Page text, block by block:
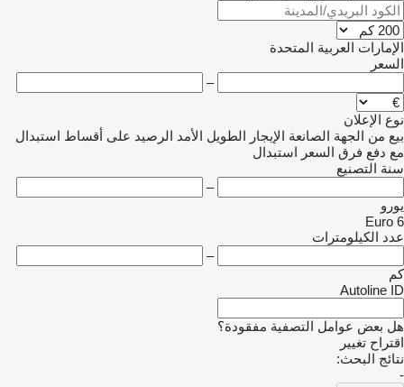
الإمارات العربية المتحدة
السعر
–
نوع الإعلان
بيع من الجهة الصانعة الإيجار الطويل الأمد الرصيد على أقساط استبدال
مع دفع فرق السعر استبدال
سنة التصنيع
–
يورو
Euro 6
عدد الكيلومترات
–
كم
Autoline ID
هل بعض عوامل التصفية مفقودة؟
اقتراح تغيير
نتائج البحث:
-